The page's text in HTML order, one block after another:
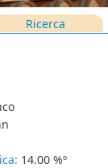
Ricerca
14.00 %º